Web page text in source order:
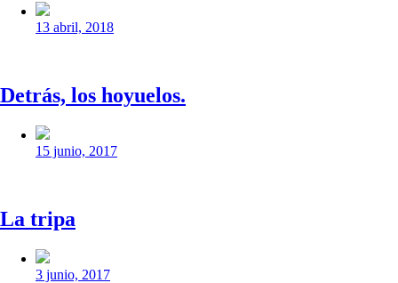
Fecha
publicación
13 abril, 2018
Detrás, los hoyuelos.
Fecha
publicación
15 junio, 2017
La tripa
Fecha
publicación
3 junio, 2017